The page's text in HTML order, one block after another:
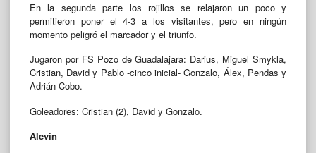
En la segunda parte los rojillos se relajaron un poco y
permitieron poner el 4-3 a los visitantes, pero en ningún
momento peligró el marcador y el triunfo.
Jugaron por FS Pozo de Guadalajara: Darius, Miguel Smykla,
Cristian, David y Pablo -cinco inicial- Gonzalo, Álex, Pendas y
Adrián Cobo.
Goleadores: Cristian (2), David y Gonzalo.
Alevín